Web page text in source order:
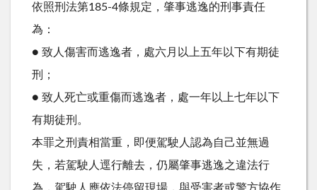
依照刑法第185-4條規定，肇事逃逸的刑事責任
為：
● 致人傷害而逃逸者，處六月以上五年以下有期徒
刑；
● 致人死亡或重傷而逃逸者，處一年以上七年以下
有期徒刑。
本罪之刑責相當重，即便駕駛人認為自己並無過
失，若駕駛人逕行離去，仍屬肇事逃逸之違法行
為，駕駛人應依法停留現場，與受害者或警方協作